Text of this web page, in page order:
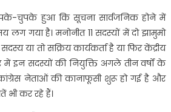
चुपके हुआ कि सूचना सार्वजनिक होने में
गया है। मनोनीत 11 सदस्यों में दो झामुमो
या तो सक्रिय कार्यकर्ता है या फिर केंद्रीय
में इन सदस्यों की नियुक्ति अगले तीन वर्षों के
नेताओं की कानाफूसी शुरू हो गई है और
भी कर रहे हैं।